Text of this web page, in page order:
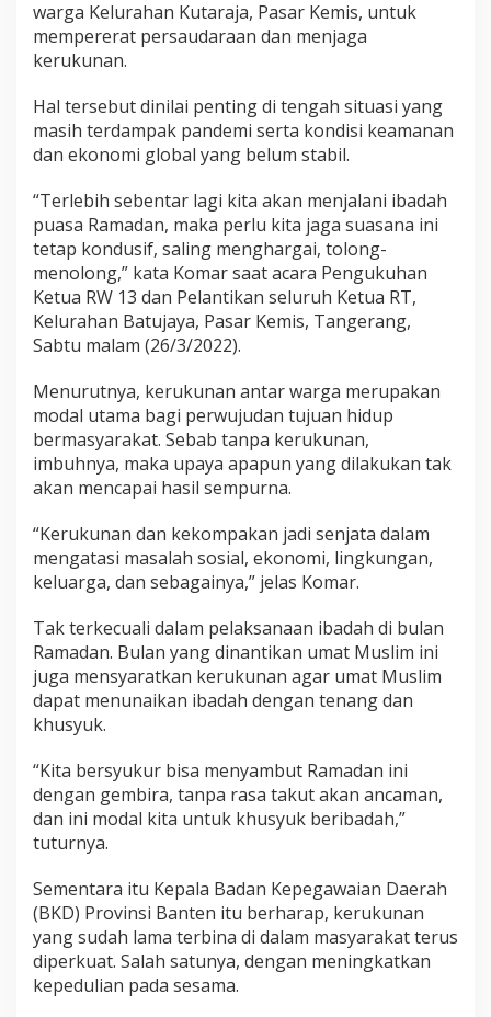
warga Kelurahan Kutaraja, Pasar Kemis, untuk
mempererat persaudaraan dan menjaga
kerukunan.
Hal tersebut dinilai penting di tengah situasi yang
masih terdampak pandemi serta kondisi keamanan
dan ekonomi global yang belum stabil.
“Terlebih sebentar lagi kita akan menjalani ibadah
puasa Ramadan, maka perlu kita jaga suasana ini
tetap kondusif, saling menghargai, tolong-
menolong,” kata Komar saat acara Pengukuhan
Ketua RW 13 dan Pelantikan seluruh Ketua RT,
Kelurahan Batujaya, Pasar Kemis, Tangerang,
Sabtu malam (26/3/2022).
Menurutnya, kerukunan antar warga merupakan
modal utama bagi perwujudan tujuan hidup
bermasyarakat. Sebab tanpa kerukunan,
imbuhnya, maka upaya apapun yang dilakukan tak
akan mencapai hasil sempurna.
“Kerukunan dan kekompakan jadi senjata dalam
mengatasi masalah sosial, ekonomi, lingkungan,
keluarga, dan sebagainya,” jelas Komar.
Tak terkecuali dalam pelaksanaan ibadah di bulan
Ramadan. Bulan yang dinantikan umat Muslim ini
juga mensyaratkan kerukunan agar umat Muslim
dapat menunaikan ibadah dengan tenang dan
khusyuk.
“Kita bersyukur bisa menyambut Ramadan ini
dengan gembira, tanpa rasa takut akan ancaman,
dan ini modal kita untuk khusyuk beribadah,”
tuturnya.
Sementara itu Kepala Badan Kepegawaian Daerah
(BKD) Provinsi Banten itu berharap, kerukunan
yang sudah lama terbina di dalam masyarakat terus
diperkuat. Salah satunya, dengan meningkatkan
kepedulian pada sesama.